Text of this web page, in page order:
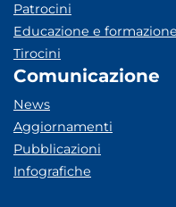
Patrocini
Educazione e formazione
Tirocini
Comunicazione
News
Aggiornamenti
Pubblicazioni
Infografiche